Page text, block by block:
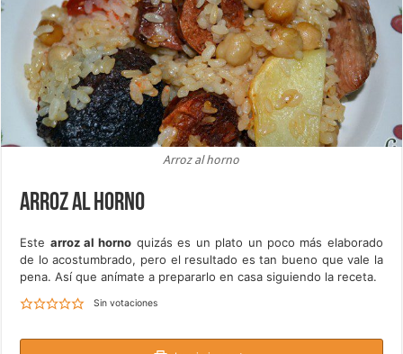
Arroz al horno
Arroz al horno
Este arroz al horno quizás es un plato un poco más elaborado
de lo acostumbrado, pero el resultado es tan bueno que vale la
pena. Así que anímate a prepararlo en casa siguiendo la receta.
Sin votaciones